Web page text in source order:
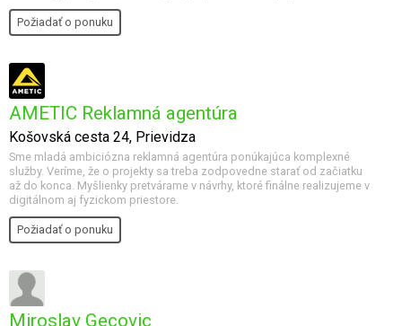
Požiadať o ponuku
AMETIC Reklamná agentúra
Košovská cesta 24, Prievidza
Sme mladá ambiciózna reklamná agentúra ponúkajúca komplexné
služby. Veríme, že o projekty sa treba zodpovedne starať od začiatku
až do konca. Myšlienky pretvárame v návrhy, ktoré finálne realizujeme v
digitálnom aj fyzickom priestore.
Požiadať o ponuku
Miroslav Gecovic